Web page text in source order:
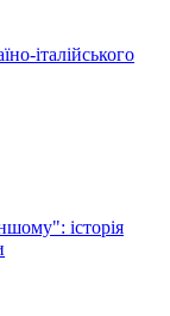
італійського
історія